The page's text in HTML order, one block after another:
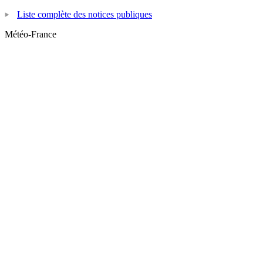
Liste complète des notices publiques
Météo-France